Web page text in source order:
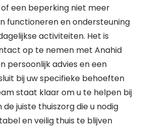
een beperking niet meer
functioneren en ondersteuning
activiteiten. Het is
op te nemen met Anahid
persoonlijk advies en een
bij uw specifieke behoeften
staat klaar om u te helpen bij
juiste thuiszorg die u nodig
en veilig thuis te blijven